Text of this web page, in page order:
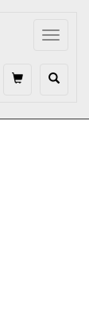
Toggle